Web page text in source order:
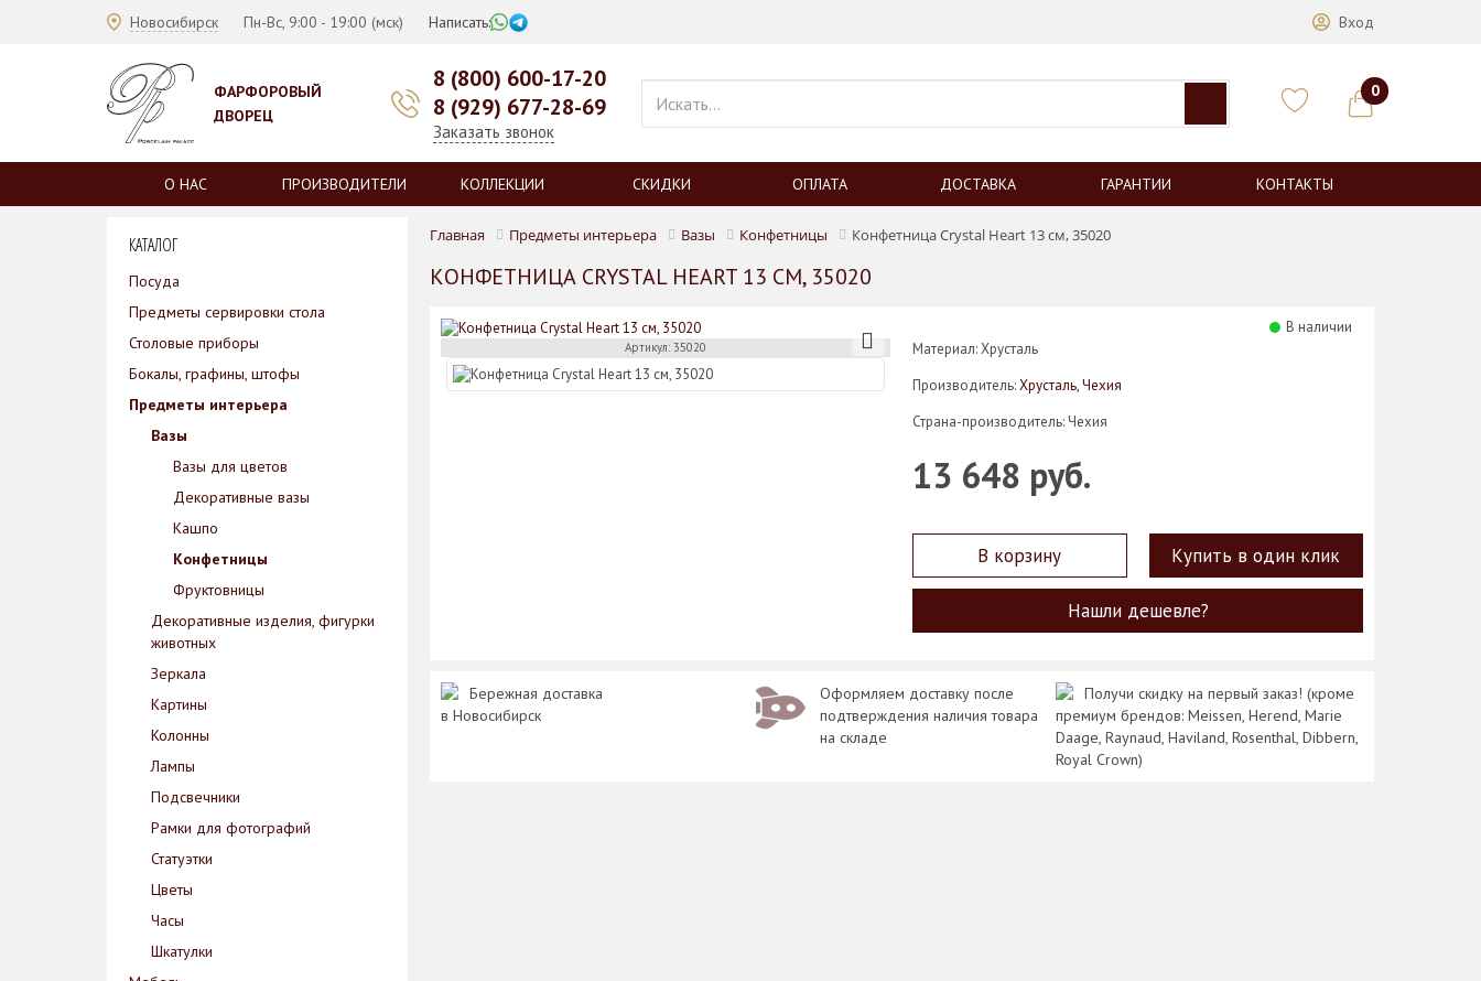
Новосибирск Пн-Вс, 9:00 - 19:00 (мск) Написать: Вход
ФАРФОРОВЫЙ
ДВОРЕЦ
8 (800) 600-17-20
8 (929) 677-28-69
Заказать звонок
0
О НАС ПРОИЗВОДИТЕЛИ КОЛЛЕКЦИИ СКИДКИ ОПЛАТА ДОСТАВКА ГАРАНТИИ КОНТАКТЫ
Главная Предметы интерьера Вазы Конфетницы Конфетница Crystal Heart 13 см, 35020
КОНФЕТНИЦА CRYSTAL HEART 13 СМ, 35020
Артикул: 35020
В наличии
Материал: Хрусталь
Производитель:Хрусталь, Чехия
Страна-производитель: Чехия
13 648 руб.
В корзину Купить в один клик
Нашли дешевле?
Бережная доставка
в Новосибирск
Оформляем доставку после
подтверждения наличия товара
на складе
Получи скидку на первый заказ! (кроме
премиум брендов: Meissen, Herend, Marie
Daage, Raynaud, Haviland, Rosenthal, Dibbern,
Royal Crown)
КАТАЛОГ
Посуда
Предметы сервировки стола
Столовые приборы
Бокалы, графины, штофы
Предметы интерьера
Вазы
Вазы для цветов
Декоративные вазы
Кашпо
Конфетницы
Фруктовницы
Декоративные изделия, фигурки
животных
Зеркала
Картины
Колонны
Лампы
Подсвечники
Рамки для фотографий
Статуэтки
Цветы
Часы
Шкатулки